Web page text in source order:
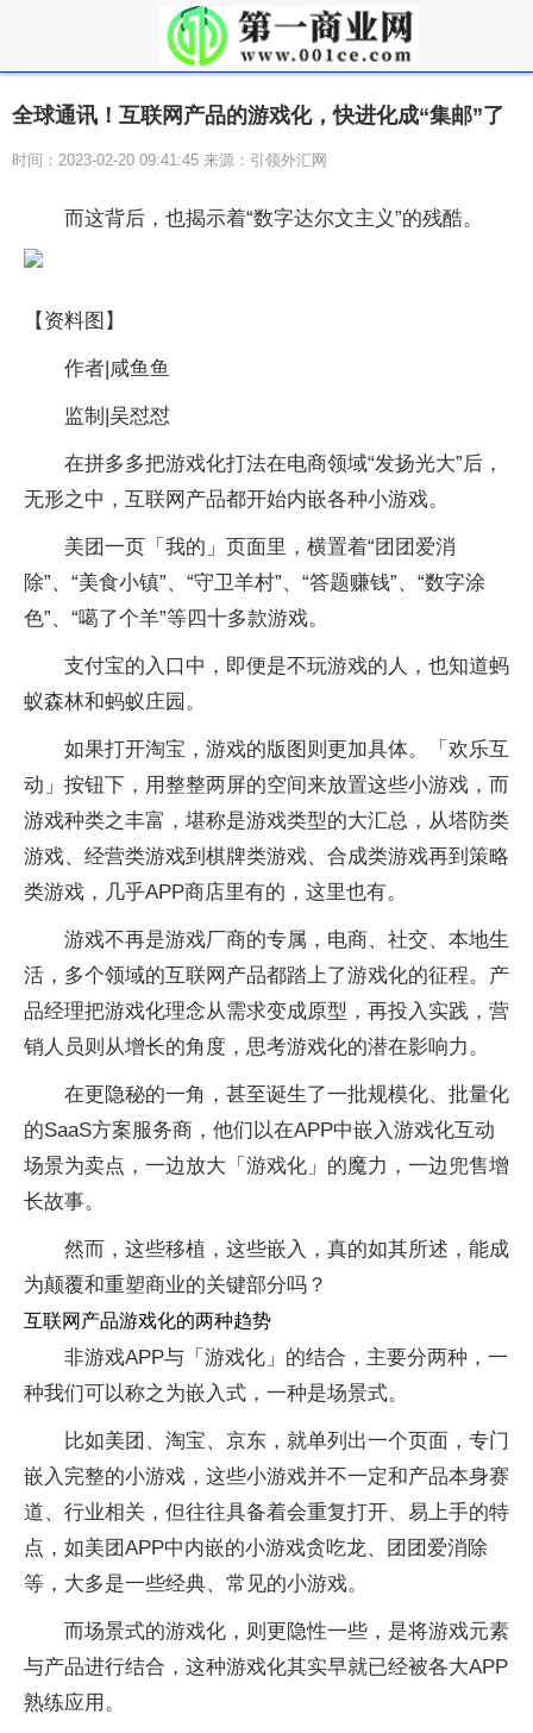
全球通讯！互联网产品的游戏化，快进化成“集邮”了
时间：2023-02-20 09:41:45 来源：引领外汇网
而这背后，也揭示着“数字达尔文主义”的残酷。
【资料图】
作者|咸鱼鱼
监制|吴怼怼
在拼多多把游戏化打法在电商领域“发扬光大”后，
无形之中，互联网产品都开始内嵌各种小游戏。
美团一页「我的」页面里，横置着“团团爱消
除”、“美食小镇”、“守卫羊村”、“答题赚钱”、“数字涂
色”、“噶了个羊”等四十多款游戏。
支付宝的入口中，即便是不玩游戏的人，也知道蚂
蚁森林和蚂蚁庄园。
如果打开淘宝，游戏的版图则更加具体。「欢乐互
动」按钮下，用整整两屏的空间来放置这些小游戏，而
游戏种类之丰富，堪称是游戏类型的大汇总，从塔防类
游戏、经营类游戏到棋牌类游戏、合成类游戏再到策略
类游戏，几乎APP商店里有的，这里也有。
游戏不再是游戏厂商的专属，电商、社交、本地生
活，多个领域的互联网产品都踏上了游戏化的征程。产
品经理把游戏化理念从需求变成原型，再投入实践，营
销人员则从增长的角度，思考游戏化的潜在影响力。
在更隐秘的一角，甚至诞生了一批规模化、批量化
的SaaS方案服务商，他们以在APP中嵌入游戏化互动
场景为卖点，一边放大「游戏化」的魔力，一边兜售增
长故事。
然而，这些移植，这些嵌入，真的如其所述，能成
为颠覆和重塑商业的关键部分吗？
互联网产品游戏化的两种趋势
非游戏APP与「游戏化」的结合，主要分两种，一
种我们可以称之为嵌入式，一种是场景式。
比如美团、淘宝、京东，就单列出一个页面，专门
嵌入完整的小游戏，这些小游戏并不一定和产品本身赛
道、行业相关，但往往具备着会重复打开、易上手的特
点，如美团APP中内嵌的小游戏贪吃龙、团团爱消除
等，大多是一些经典、常见的小游戏。
而场景式的游戏化，则更隐性一些，是将游戏元素
与产品进行结合，这种游戏化其实早就已经被各大APP
熟练应用。